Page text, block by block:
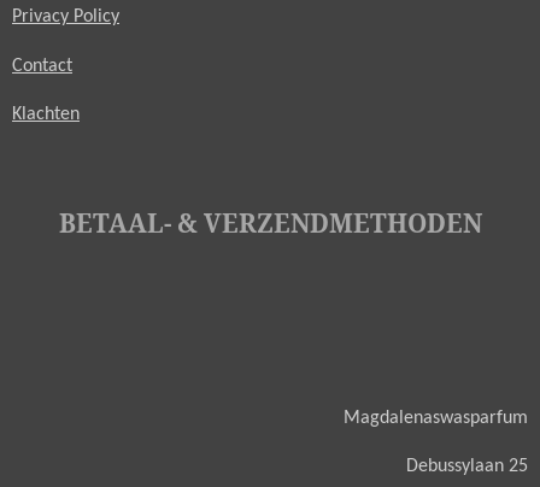
Privacy Policy
Contact
Klachten
BETAAL- & VERZENDMETHODEN
Magdalenaswasparfum
Debussylaan 25